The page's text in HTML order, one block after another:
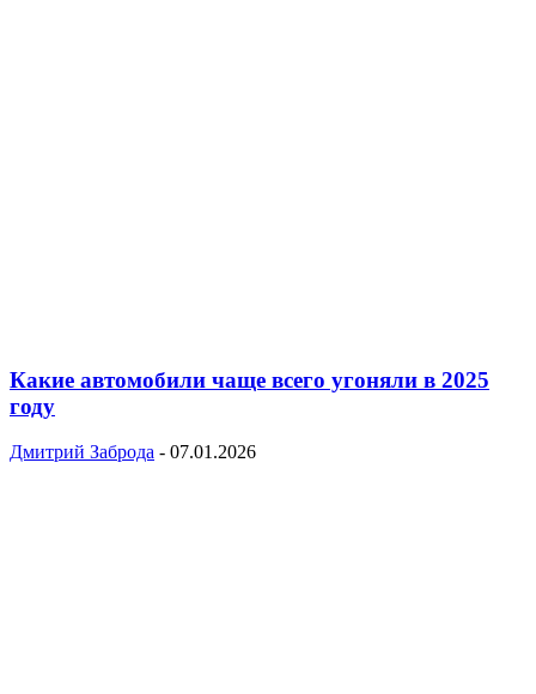
Какие автомобили чаще всего угоняли в 2025
году
Дмитрий Заброда - 07.01.2026